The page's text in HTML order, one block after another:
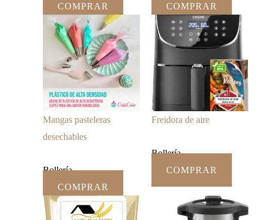
COMPRAR
COMPRAR
Mangas pasteleras
desechables
Bollería
COMPRAR
Freidora de aire
Bollería
COMPRAR